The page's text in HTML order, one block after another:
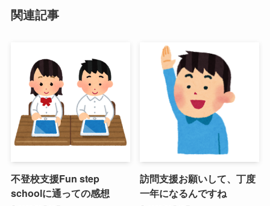
関連記事
不登校支援Fun step
schoolに通っての感想
訪問支援お願いして、丁度
一年になるんですね